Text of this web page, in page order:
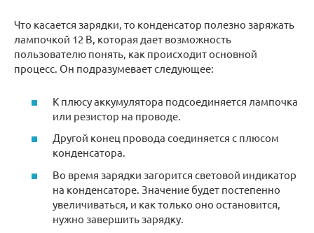
Что касается зарядки, то конденсатор полезно заряжать
лампочкой 12 В, которая дает возможность
пользователю понять, как происходит основной
процесс. Он подразумевает следующее:
К плюсу аккумулятора подсоединяется лампочка
или резистор на проводе.
Другой конец провода соединяется с плюсом
конденсатора.
Во время зарядки загорится световой индикатор
на конденсаторе. Значение будет постепенно
увеличиваться, и как только оно остановится,
нужно завершить зарядку.